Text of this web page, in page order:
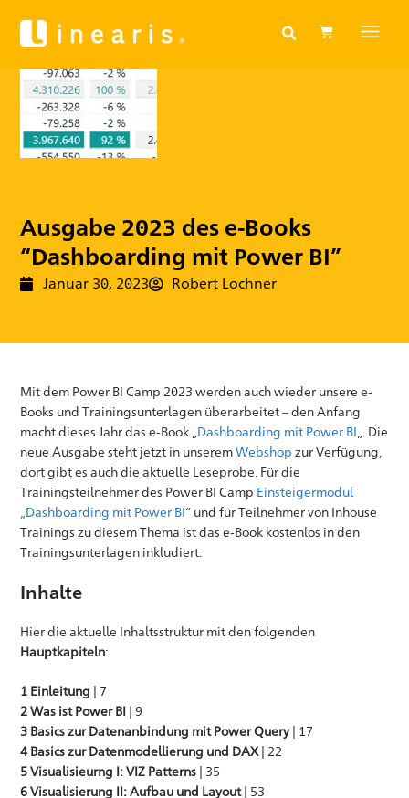
Ausgabe 2023 des e-Books
“Dashboarding mit Power BI”
Januar 30, 2023 Robert Lochner
Mit dem Power BI Camp 2023 werden auch wieder unsere e-
Books und Trainingsunterlagen überarbeitet – den Anfang
macht dieses Jahr das e-Book „ Dashboarding mit Power BI „. Die
neue Ausgabe steht jetzt in unseremWebshop zur Verfügung,
dort gibt es auch die aktuelle Leseprobe. Für die
Trainingsteilnehmer des Power BI Camp Einsteigermodul
„Dashboarding mit Power BI“ und für Teilnehmer von Inhouse
Trainings zu diesem Thema ist das e-Book kostenlos in den
Trainingsunterlagen inkludiert.
Inhalte
Hier die aktuelle Inhaltsstruktur mit den folgenden
Hauptkapiteln:
1 Einleitung | 7
2 Was ist Power BI | 9
3 Basics zur Datenanbindung mit Power Query| 17
4 Basics zur Datenmodellierung und DAX| 22
5 Visualisieurng I: VIZ Patterns | 35
6 Visualisierung II: Aufbau und Layout| 53